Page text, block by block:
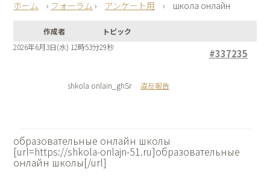
› フォーラム › アンケート用 › школа онлайн
作成者
トピック
2026年6月3日(水) 12時53分29秒
#337235
shkola onlain_ghSr 違反報告
образовательные онлайн школы
[url=https://shkola-onlajn-51.ru]образовательные
онлайн школы[/url]